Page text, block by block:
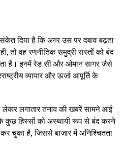
संकेत दिया है कि अगर उस पर दबाव बढ़ता
तो वह रणनीतिक समुद्री रास्तों को बंद
है। इनमें रेड सी और ओमान सागर जैसे
व्यापार और ऊर्जा आपूर्ति के
लेकर लगातार तनाव की खबरें सामने आई
कुछ हिस्सों को अस्थायी रूप से बंद करने
चुका है, जिससे बाजार में अनिश्चितता